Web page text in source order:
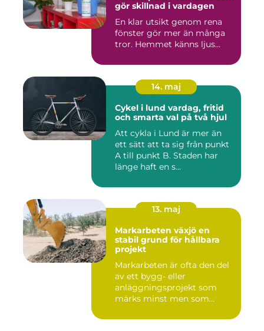
gör skillnad i vardagen
En klar utsikt genom rena
fönster gör mer än många
tror. Hemmet känns ljus...
14. maj
Cykel i lund vardag, fritid
och smarta val på två hjul
Att cykla i Lund är mer än
ett sätt att ta sig från punkt
A till punkt B. Staden har
länge haft en s...
13. maj
Markarbeten växjö en
stabil grund för hållbara
projekt
Markarbeten är ofta den del
av ett bygg- eller
anläggningsprojekt som
märks minst men som